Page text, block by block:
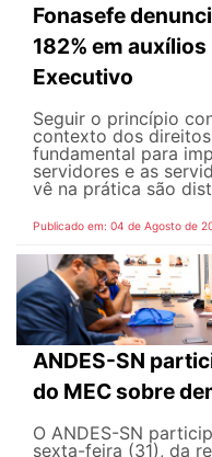
Fonasefe
182% em
Executivo
Seguir o princípio
contexto dos
fundamental para
servidores e as
vê na prática são
Publicado em: 04 de Agosto de
ANDES-SN
do MEC sobre
O ANDES-SN
sexta-feira (31), da